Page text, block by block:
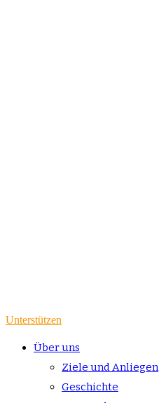
Unterstützen
Über uns
Ziele und Anliegen
Geschichte